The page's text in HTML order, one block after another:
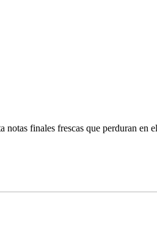
finales frescas que perduran en